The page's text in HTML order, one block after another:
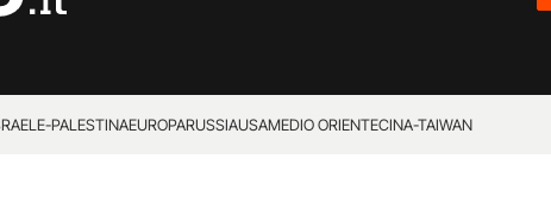
PALESTINAEUROPARUSSIAUSAMEDIO ORIENTECINA-TAIWAN